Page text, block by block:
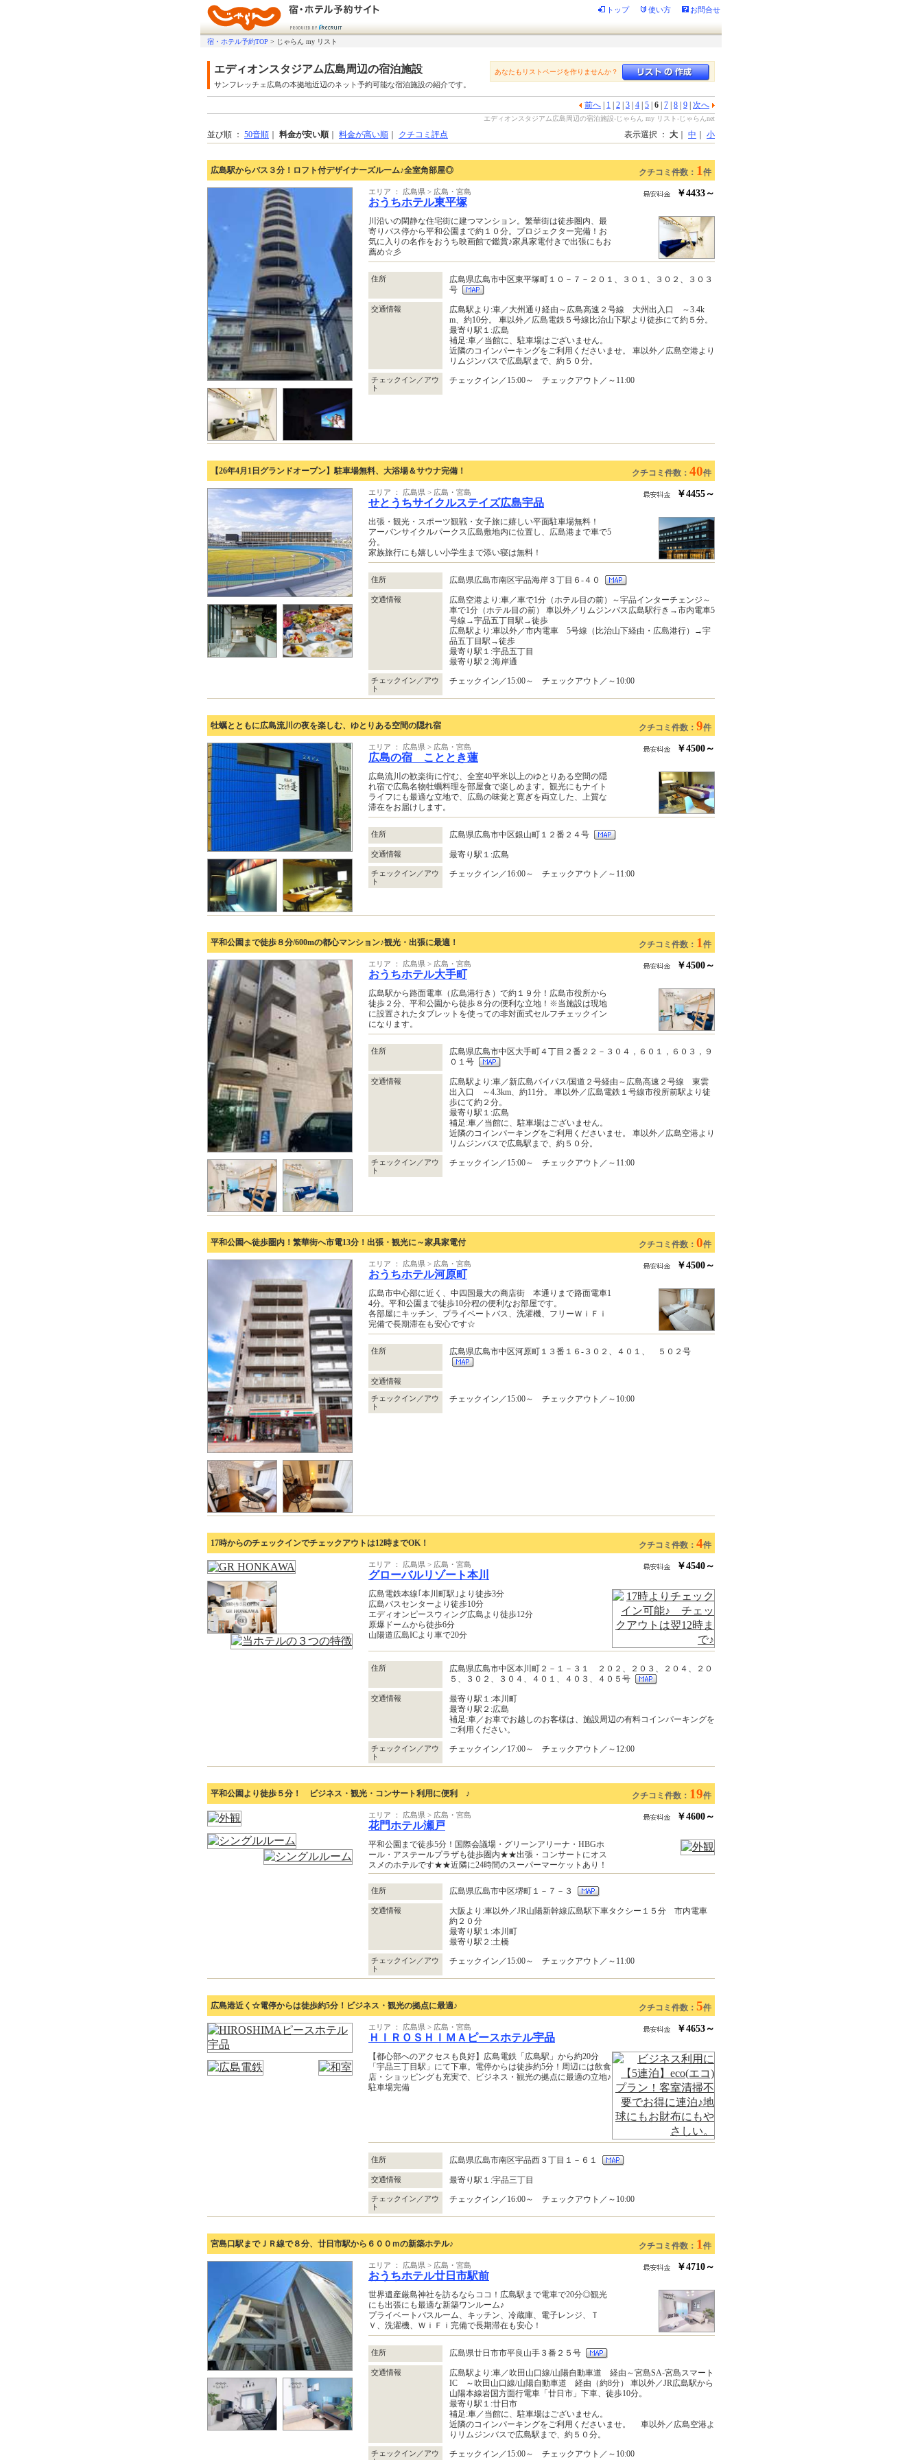
トップ 使い方 お問合せ
宿・ホテル予約TOP > じゃらん my リスト
エディオンスタジアム広島周辺の宿泊施設
サンフレッチェ広島の本拠地近辺のネット予約可能な宿泊施設の紹介です。
あなたもリストページを作りませんか？
前へ 1 2 3 4 5 6 7 8 9 次へ
エディオンスタジアム広島周辺の宿泊施設-じゃらん my リスト-じゃらんnet
並び順 ： 50音順 料金が安い順 料金が高い順 クチコミ評点 表示選択 ： 大 中 小
広島駅からバス３分！ロフト付デザイナーズルーム♪全室角部屋◎ クチコミ件数： 1 件
エリア ： 広島県 > 広島・宮島
おうちホテル東平塚
￥4433～
川沿いの閑静な住宅街に建つマンション。繁華街は徒歩圏内、最
寄りバス停から平和公園まで約１０分。プロジェクター完備！お
気に入りの名作をおうち映画館で鑑賞♪家具家電付きで出張にもお
薦め☆彡
住所
広島県広島市中区東平塚町１０－７－２０１、３０１、３０２、３０３
号
交通情報
広島駅より:車／大州通り経由～広島高速２号線 大州出入口 ～3.4k
m、約10分。 車以外／広島電鉄５号線比治山下駅より徒歩にて約５分。
最寄り駅１:広島
補足:車／当館に、駐車場はございません。
近隣のコインパーキングをご利用くださいませ。 車以外／広島空港より
リムジンバスで広島駅まで、約５０分。
チェックイン／アウ
ト
チェックイン／15:00～ チェックアウト／～11:00
【26年4月1日グランドオープン】駐車場無料、大浴場＆サウナ完備！ クチコミ件数： 40件
エリア ： 広島県 > 広島・宮島
せとうちサイクルステイズ広島宇品
￥4455～
出張・観光・スポーツ観戦・女子旅に嬉しい平面駐車場無料！
アーバンサイクルパークス広島敷地内に位置し、広島港まで車で5
分。
家族旅行にも嬉しい小学生まで添い寝は無料！
住所 広島県広島市南区宇品海岸３丁目６‐４０
交通情報
広島空港より:車／車で1分（ホテル目の前）～宇品インターチェンジ～
車で1分（ホテル目の前） 車以外／リムジンバス広島駅行き→市内電車5
号線→宇品五丁目駅→徒歩
広島駅より:車以外／市内電車 5号線（比治山下経由・広島港行）→宇
品五丁目駅→徒歩
最寄り駅１:宇品五丁目
最寄り駅２:海岸通
チェックイン／アウ
ト
チェックイン／15:00～ チェックアウト／～10:00
牡蠣とともに広島流川の夜を楽しむ、ゆとりある空間の隠れ宿 クチコミ件数： 9件
エリア ： 広島県 > 広島・宮島
広島の宿 こととき蓮
￥4500～
広島流川の歓楽街に佇む、全室40平米以上のゆとりある空間の隠
れ宿で広島名物牡蠣料理を部屋食で楽しめます。観光にもナイト
ライフにも最適な立地で、広島の味覚と寛ぎを両立した、上質な
滞在をお届けします。
住所 広島県広島市中区銀山町１２番２４号
交通情報 最寄り駅１:広島
チェックイン／アウ
ト
チェックイン／16:00～ チェックアウト／～11:00
平和公園まで徒歩８分/600mの都心マンション♪観光・出張に最適！ クチコミ件数： 1 件
エリア ： 広島県 > 広島・宮島
おうちホテル大手町
￥4500～
広島駅から路面電車（広島港行き）で約１９分！広島市役所から
徒歩２分、平和公園から徒歩８分の便利な立地！※当施設は現地
に設置されたタブレットを使っての非対面式セルフチェックイン
になります。
住所
広島県広島市中区大手町４丁目２番２２－３０４，６０１，６０３，９
０１号
交通情報
広島駅より:車／新広島バイパス/国道２号経由～広島高速２号線 東雲
出入口 ～4.3km、約11分。 車以外／広島電鉄１号線市役所前駅より徒
歩にて約２分。
最寄り駅１:広島
補足:車／当館に、駐車場はございません。
近隣のコインパーキングをご利用くださいませ。 車以外／広島空港より
リムジンバスで広島駅まで、約５０分。
チェックイン／アウ
ト
チェックイン／15:00～ チェックアウト／～11:00
平和公園へ徒歩圏内！繁華街へ市電13分！出張・観光に～家具家電付 クチコミ件数： 0件
エリア ： 広島県 > 広島・宮島
おうちホテル河原町
￥4500～
広島市中心部に近く、中四国最大の商店街 本通りまで路面電車1
4分。平和公園まで徒歩10分程の便利なお部屋です。
各部屋にキッチン、プライベートバス、洗濯機、フリーＷｉＦｉ
完備で長期滞在も安心です☆
住所 広島県広島市中区河原町１３番１６‐３０２、４０１、 ５０２号
交通情報
チェックイン／アウ
ト
チェックイン／15:00～ チェックアウト／～10:00
17時からのチェックインでチェックアウトは12時までOK！ クチコミ件数： 4件
エリア ： 広島県 > 広島・宮島
グローバルリゾート本川
￥4540～
広島電鉄本線｢本川町駅｣より徒歩3分
広島バスセンターより徒歩10分
エディオンピースウィング広島より徒歩12分
原爆ドームから徒歩6分
山陽道広島ICより車で20分
住所
広島県広島市中区本川町２－１－３１ ２０２、２０３、２０４、２０
５、３０２、３０４、４０１、４０３、４０５号
交通情報
最寄り駅１:本川町
最寄り駅２:広島
補足:車／お車でお越しのお客様は、施設周辺の有料コインパーキングを
ご利用ください。
チェックイン／アウ
ト
チェックイン／17:00～ チェックアウト／～12:00
平和公園より徒歩５分！ ビジネス・観光・コンサート利用に便利 ♪ クチコミ件数： 19件
エリア ： 広島県 > 広島・宮島
花門ホテル瀬戸
￥4600～
平和公園まで徒歩5分！国際会議場・グリーンアリーナ・HBGホ
ール・アステールプラザも徒歩圏内★★出張・コンサートにオス
スメのホテルです★★近隣に24時間のスーパーマーケットあり！
住所 広島県広島市中区堺町１－７－３
交通情報
大阪より:車以外／JR山陽新幹線広島駅下車タクシー１５分 市内電車
約２０分
最寄り駅１:本川町
最寄り駅２:土橋
チェックイン／アウ
ト
チェックイン／15:00～ チェックアウト／～11:00
広島港近く☆電停からは徒歩約5分！ビジネス・観光の拠点に最適♪ クチコミ件数： 5件
エリア ： 広島県 > 広島・宮島
ＨＩＲＯＳＨＩＭＡピースホテル宇品
￥4653～
【都心部へのアクセスも良好】広島電鉄「広島駅」から約20分
「宇品三丁目駅」にて下車。電停からは徒歩約5分！周辺には飲食
店・ショッピングも充実で、ビジネス・観光の拠点に最適の立地♪
駐車場完備
住所 広島県広島市南区宇品西３丁目１－６１
交通情報 最寄り駅１:宇品三丁目
チェックイン／アウ
ト
チェックイン／16:00～ チェックアウト／～10:00
宮島口駅までＪＲ線で８分、廿日市駅から６００ｍの新築ホテル♪ クチコミ件数： 1 件
エリア ： 広島県 > 広島・宮島
おうちホテル廿日市駅前
￥4710～
世界遺産厳島神社を訪るならココ！広島駅まで電車で20分◎観光
にも出張にも最適な新築ワンルーム♪
プライベートバスルーム、キッチン、冷蔵庫、電子レンジ、Ｔ
Ｖ、洗濯機、ＷｉＦｉ完備で長期滞在も安心！
住所 広島県廿日市市平良山手３番２５号
交通情報
広島駅より:車／吹田山口線/山陽自動車道 経由～宮島SA-宮島スマート
IC ～吹田山口線/山陽自動車道 経由（約8分） 車以外／JR広島駅から
山陽本線岩国方面行電車「廿日市」下車、徒歩10分。
最寄り駅１:廿日市
補足:車／当館に、駐車場はございません。
近隣のコインパーキングをご利用くださいませ。 車以外／広島空港よ
りリムジンバスで広島駅まで、約５０分。
チェックイン／アウ
チェックイン／15:00～ チェックアウト／～10:00